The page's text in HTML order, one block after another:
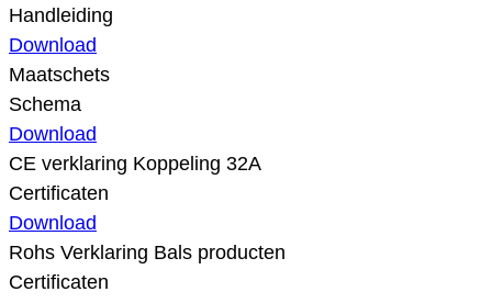
Handleiding
Download
Maatschets
Schema
Download
CE verklaring Koppeling 32A
Certificaten
Download
Rohs Verklaring Bals producten
Certificaten